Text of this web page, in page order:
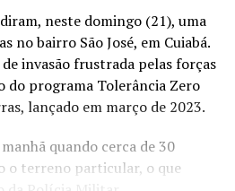
neste domingo (21), uma
no bairro São José, em Cuiabá.
invasão frustrada pelas forças
do programa Tolerância Zero
lançado em março de 2023.
quando cerca de 30
o terreno particular, o que